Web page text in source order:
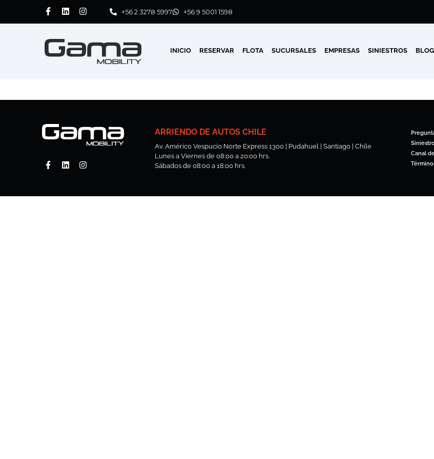
+56 2 3278 5997 +56 9 5001 1598
INICIO RESERVAR FLOTA SUCURSALES EMPRESAS SINIESTROS BLOG
ARRIENDO DE AUTOS CHILE
Av. Américo Vespucio Norte Express 1300 | Pudahuel | Santiago | Chile
Lunes a Viernes de 08:00 a 20:00 hrs.
Sábados de 08:00 a 18:00 hrs.
Canal